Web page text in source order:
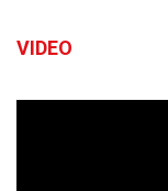
VIDEO